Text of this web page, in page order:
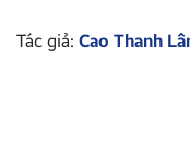
Tác giả: Cao Thanh